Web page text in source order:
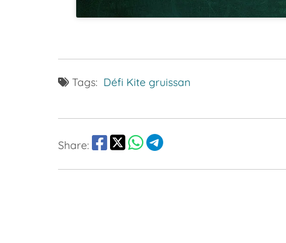
Tags: Défi Kite gruissan
Share: